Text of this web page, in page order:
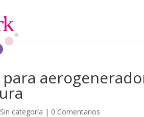
Sin categoría | 0 Comentarios